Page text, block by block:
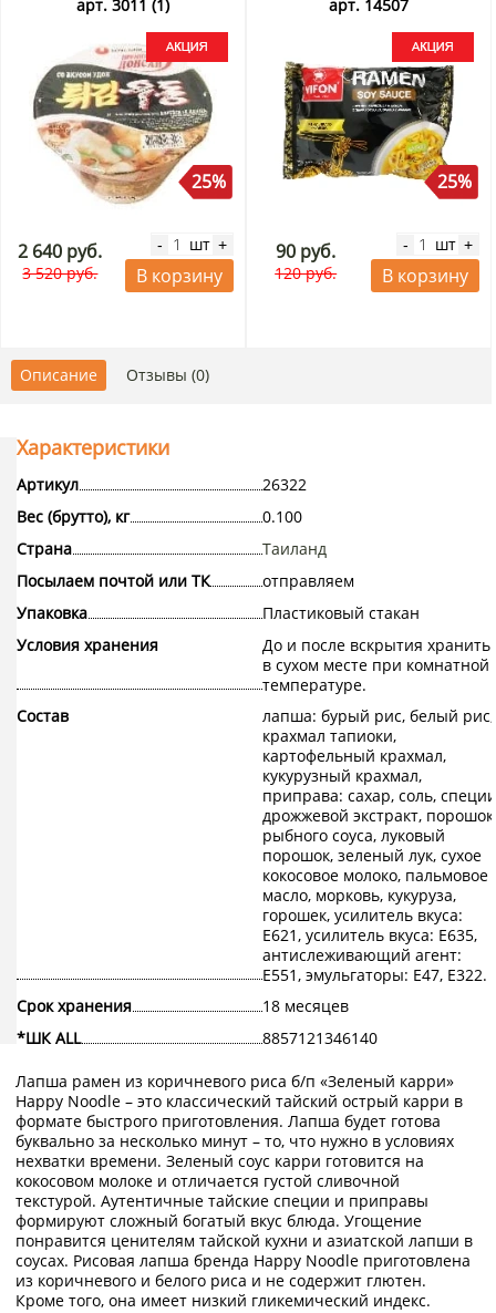
арт. 3011 (1)
25%
2 640 руб.
3 520 руб.
- шт +
В корзину
Vifon, Вьетнам, 80 г Акция
арт. 14507
25%
90 руб.
120 руб.
- шт +
В корзину
Описание Отзывы (0)
Характеристики
Артикул
26322
Вес (брутто), кг
0.100
Страна
Таиланд
Посылаем почтой или ТК
отправляем
Упаковка
Пластиковый стакан
Условия хранения
До и после вскрытия хранить
в сухом месте при комнатной
температуре.
Состав
лапша: бурый рис, белый рис,
крахмал тапиоки,
картофельный крахмал,
кукурузный крахмал,
приправа: сахар, соль,
дрожжевой экстракт, порошок
рыбного соуса, луковый
порошок, зеленый лук, сухое
кокосовое молоко, пальмовое
масло, морковь, кукуруза,
горошек, усилитель вкуса:
Е621, усилитель вкуса: Е635,
антислеживающий агент:
Е551, эмульгаторы: Е47, Е322.
Срок хранения
18 месяцев
*ШК ALL
8857121346140
Лапша рамен из коричневого риса б/п «Зеленый карри»
Happy Noodle – это классический тайский острый карри в
формате быстрого приготовления. Лапша будет готова
буквально за несколько минут – то, что нужно в условиях
нехватки времени. Зеленый соус карри готовится на
кокосовом молоке и отличается густой сливочной
текстурой. Аутентичные тайские специи и приправы
формируют сложный богатый вкус блюда. Угощение
понравится ценителям тайской кухни и азиатской лапши в
соусах. Рисовая лапша бренда Happy Noodle приготовлена
из коричневого и белого риса и не содержит глютен.
Кроме того, она имеет низкий гликемический индекс.